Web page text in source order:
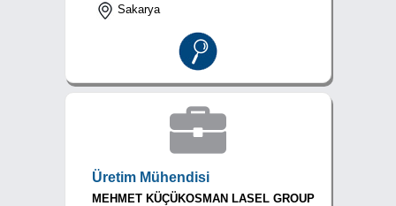
Sakarya
Üretim Mühendisi
MEHMET KÜÇÜKOSMAN LASEL GROUP